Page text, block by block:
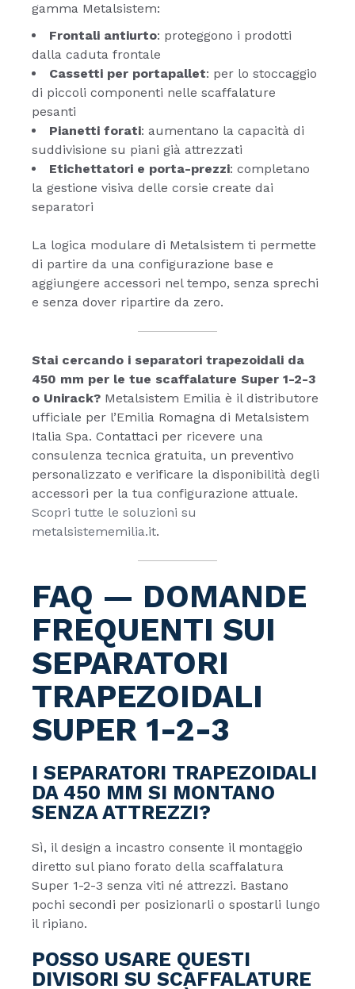
gamma Metalsistem:
Frontali antiurto: proteggono i prodotti
dalla caduta frontale
Cassetti per portapallet: per lo stoccaggio
di piccoli componenti nelle scaffalature
pesanti
Pianetti forati: aumentano la capacità di
suddivisione su piani già attrezzati
Etichettatori e porta-prezzi: completano
la gestione visiva delle corsie create dai
separatori
La logica modulare di Metalsistem ti permette
di partire da una configurazione base e
aggiungere accessori nel tempo, senza sprechi
e senza dover ripartire da zero.
Stai cercando i separatori trapezoidali da
450 mm per le tue scaffalature Super 1-2-3
o Unirack? Metalsistem Emilia è il distributore
ufficiale per l’Emilia Romagna di Metalsistem
Italia Spa. Contattaci per ricevere una
consulenza tecnica gratuita, un preventivo
personalizzato e verificare la disponibilità degli
accessori per la tua configurazione attuale.
Scopri tutte le soluzioni su
metalsistememilia.it.
FAQ — DOMANDE
FREQUENTI SUI
SEPARATORI
TRAPEZOIDALI
SUPER 1-2-3
I SEPARATORI TRAPEZOIDALI
DA 450 MM SI MONTANO
SENZA ATTREZZI?
Sì, il design a incastro consente il montaggio
diretto sul piano forato della scaffalatura
Super 1-2-3 senza viti né attrezzi. Bastano
pochi secondi per posizionarli o spostarli lungo
il ripiano.
POSSO USARE QUESTI
DIVISORI SU SCAFFALATURE